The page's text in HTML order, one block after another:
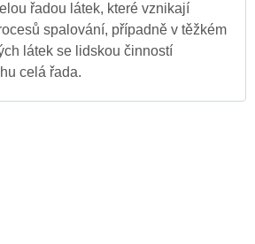
řadou látek, které vznikají
spalování, případně v těžkém
látek se lidskou činností
celá řada.